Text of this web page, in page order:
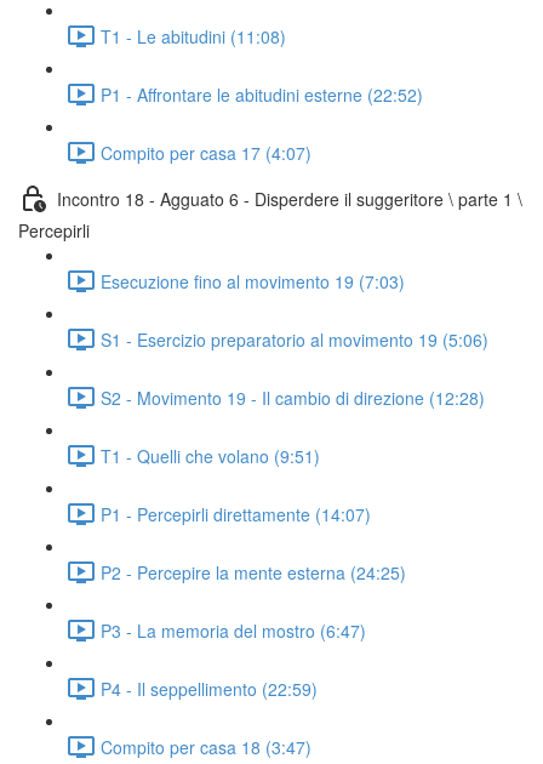
T1 - Le abitudini (11:08)
P1 - Affrontare le abitudini esterne (22:52)
Compito per casa 17 (4:07)
Incontro 18 - Agguato 6 - Disperdere il suggeritore \ parte 1 \
Percepirli
Esecuzione fino al movimento 19 (7:03)
S1 - Esercizio preparatorio al movimento 19 (5:06)
S2 - Movimento 19 - Il cambio di direzione (12:28)
T1 - Quelli che volano (9:51)
P1 - Percepirli direttamente (14:07)
P2 - Percepire la mente esterna (24:25)
P3 - La memoria del mostro (6:47)
P4 - Il seppellimento (22:59)
Compito per casa 18 (3:47)